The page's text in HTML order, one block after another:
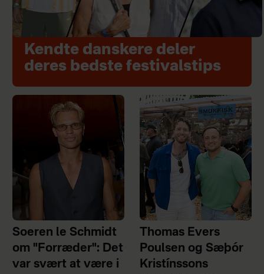
Kendte danskere deler
deres bedste festivalstips
Soeren le Schmidt
om "Forræder": Det
var svært at være i
Thomas Evers
Poulsen og Sæþór
Kristínssons